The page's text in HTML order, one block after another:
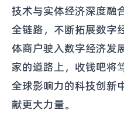
技术与实体经济深度融
全链路，不断拓展数字
体商户驶入数字经济发
家的道路上，收钱吧将
全球影响力的科技创新
献更大力量。